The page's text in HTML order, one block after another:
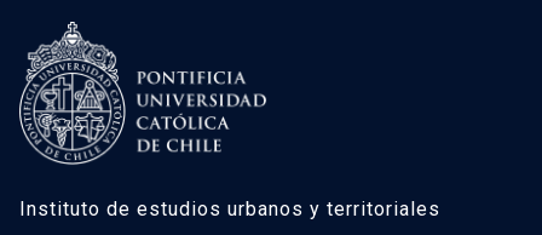
Instituto de estudios urbanos y territoriales